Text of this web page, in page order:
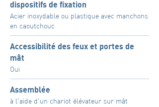
dispositifs de fixation
Acier inoxydable ou plastique avec manchons
en caoutchouc
Accessibilité des feux et portes de
mât
Oui
Assemblée
à l'aide d'un chariot élévateur sur mât